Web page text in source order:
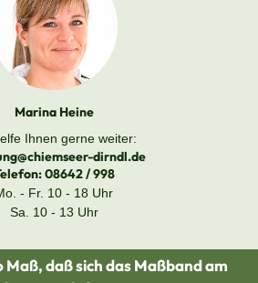
Marina Heine
Ihnen gerne weiter:
dirndl.de
08642 / 998
- Fr. 10 - 18 Uhr
Sa. 10 - 13 Uhr
Maß, daß sich das Maßband am